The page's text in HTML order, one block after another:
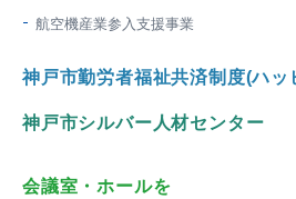
航空機産業参入支援事業
神戸市勤労者福祉共済制度(ハッ
神戸市シルバー人材センター
会議室・ホールを